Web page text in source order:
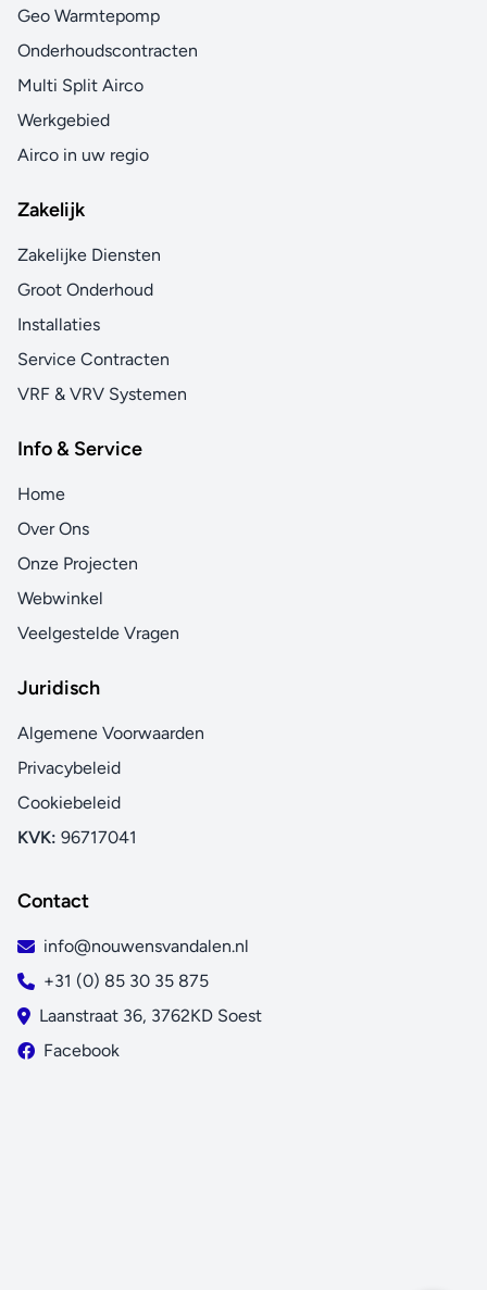
Geo Warmtepomp
Onderhoudscontracten
Multi Split Airco
Werkgebied
Airco in uw regio
Zakelijk
Zakelijke Diensten
Groot Onderhoud
Installaties
Service Contracten
VRF & VRV Systemen
Info & Service
Home
Over Ons
Onze Projecten
Webwinkel
Veelgestelde Vragen
Juridisch
Algemene Voorwaarden
Privacybeleid
Cookiebeleid
KVK: 96717041
Contact
info@nouwensvandalen.nl
+31 (0) 85 30 35 875
Laanstraat 36, 3762KD Soest
Facebook